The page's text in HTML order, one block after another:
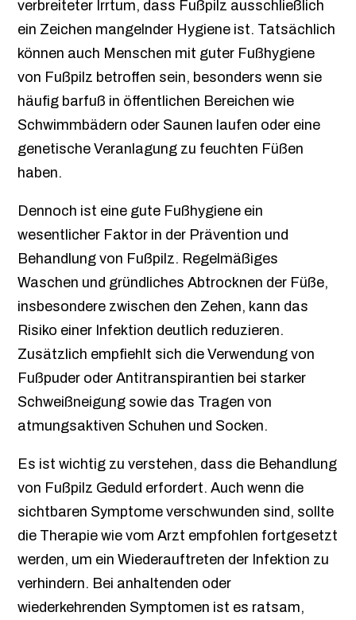
verbreiteter Irrtum, dass Fußpilz ausschließlich
ein Zeichen mangelnder Hygiene ist. Tatsächlich
können auch Menschen mit guter Fußhygiene
von Fußpilz betroffen sein, besonders wenn sie
häufig barfuß in öffentlichen Bereichen wie
Schwimmbädern oder Saunen laufen oder eine
genetische Veranlagung zu feuchten Füßen
haben.
Dennoch ist eine gute Fußhygiene ein
wesentlicher Faktor in der Prävention und
Behandlung von Fußpilz. Regelmäßiges
Waschen und gründliches Abtrocknen der Füße,
insbesondere zwischen den Zehen, kann das
Risiko einer Infektion deutlich reduzieren.
Zusätzlich empfiehlt sich die Verwendung von
Fußpuder oder Antitranspirantien bei starker
Schweißneigung sowie das Tragen von
atmungsaktiven Schuhen und Socken.
Es ist wichtig zu verstehen, dass die Behandlung
von Fußpilz Geduld erfordert. Auch wenn die
sichtbaren Symptome verschwunden sind, sollte
die Therapie wie vom Arzt empfohlen fortgesetzt
werden, um ein Wiederauftreten der Infektion zu
verhindern. Bei anhaltenden oder
wiederkehrenden Symptomen ist es ratsam,